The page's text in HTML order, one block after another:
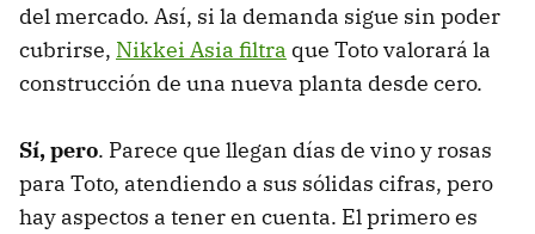
del mercado. Así, si la demanda sigue sin poder
cubrirse, Nikkei Asia filtra que Toto valorará la
construcción de una nueva planta desde cero.
Sí, pero. Parece que llegan días de vino y rosas
para Toto, atendiendo a sus sólidas cifras, pero
hay aspectos a tener en cuenta. El primero es